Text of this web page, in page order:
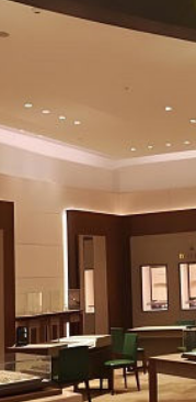
区深南东路5001号华润
区江北文昌一路7号华贸
区湖滨东路95号华润大
区五四路128-1号恒力
区人民东路6号SAC东
区观音桥步行街2号融恒
区定王台街道建湘路
区铭功路10号华润大厦
解放路15号亨得利名
中街路137号亨得利名
中街路83号亨得利名
山区红山路26号时代
锦绣路1067号置信广